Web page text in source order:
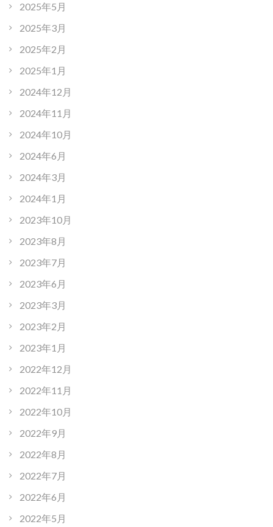
2025年5月
2025年3月
2025年2月
2025年1月
2024年12月
2024年11月
2024年10月
2024年6月
2024年3月
2024年1月
2023年10月
2023年8月
2023年7月
2023年6月
2023年3月
2023年2月
2023年1月
2022年12月
2022年11月
2022年10月
2022年9月
2022年8月
2022年7月
2022年6月
2022年5月